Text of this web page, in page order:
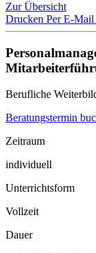
Zur Übersicht
Drucken Per E-Mail
Berufliche
Beratungstermin
Zeitraum
individuell
Unterrichtsform
Vollzeit
Dauer